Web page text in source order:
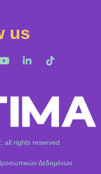
us
all rights reserved
Δεδομένων